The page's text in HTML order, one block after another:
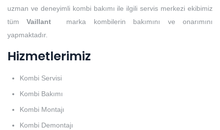
uzman ve deneyimli kombi bakımı ile ilgili servis merkezi ekibimiz
tümVaillant marka kombilerin bakımını ve onarımını
yapmaktadır.
Hizmetlerimiz
Kombi Servisi
Kombi Bakımı
Kombi Montajı
Kombi Demontajı